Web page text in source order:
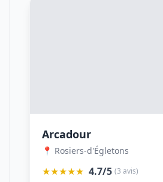
Arcadour
📍 Rosiers-d'Égletons
★★★★★ 4.7/5 (3 avis)